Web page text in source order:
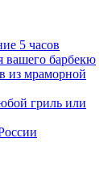
5 часов
вашего барбекю
из мраморной
гриль или